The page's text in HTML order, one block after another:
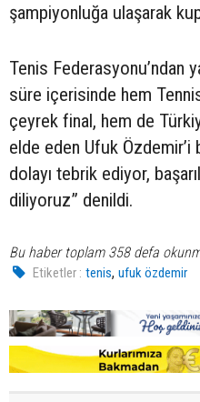
şampiyonluğa ulaşarak
Tenis Federasyonu’ndan
süre içerisinde hem
çeyrek final, hem de
elde eden Ufuk Özdemir’i
dolayı tebrik ediyor,
diliyoruz” denildi.
Bu haber toplam 358 defa
Etiketler : tenis,ufuk özdemir